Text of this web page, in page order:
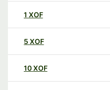
1 XOF
5 XOF
10XOF